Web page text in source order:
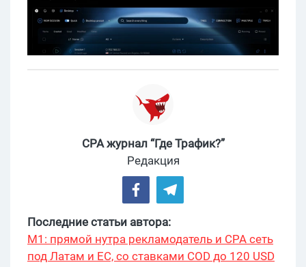
CPA журнал “Где Трафик?”
Редакция
Последние статьи автора:
М1: прямой нутра рекламодатель и CPA сеть
под Латам и ЕС, со ставками COD до 120 USD